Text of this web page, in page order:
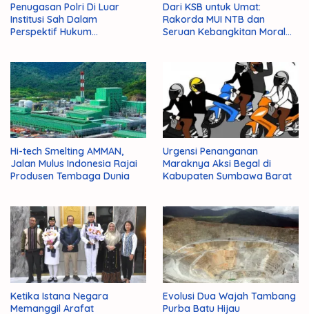
Penugasan Polri Di Luar
Institusi Sah Dalam
Perspektif Hukum
Dari KSB untuk Umat:
Rakorda MUI NTB dan
Seruan Kebangkitan Moral
Hi-tech Smelting AMMAN,
Jalan Mulus Indonesia Rajai
Produsen Tembaga Dunia
Urgensi Penanganan
Maraknya Aksi Begal di
Kabupaten Sumbawa Barat
Ketika Istana Negara
Memanggil Arafat
Evolusi Dua Wajah Tambang
Purba Batu Hijau